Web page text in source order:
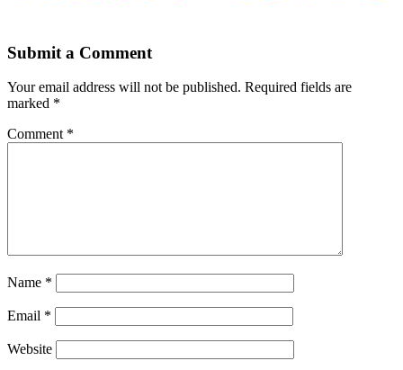
Submit a Comment
Your email address will not be published. Required fields are
marked *
Comment *
Name *
Email *
Website